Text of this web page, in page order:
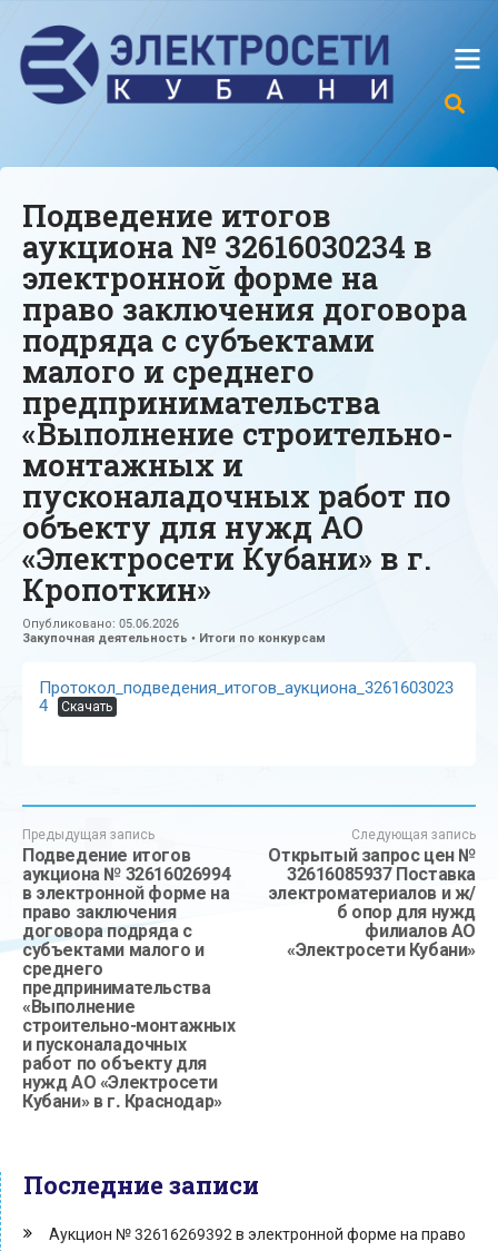
Подведение итогов
аукциона № 32616030234 в
электронной форме на
право заключения договора
подряда с субъектами
малого и среднего
предпринимательства
«Выполнение строительно-
монтажных и
пусконаладочных работ по
объекту для нужд АО
«Электросети Кубани» в г.
Кропоткин»
Опубликовано: 05.06.2026
Закупочная деятельность • Итоги по конкурсам
Протокол_подведения_итогов_аукциона_3261603023
4
Скачать
Предыдущая запись
Подведение итогов
аукциона № 32616026994
в электронной форме на
право заключения
договора подряда с
субъектами малого и
среднего
предпринимательства
«Выполнение
строительно-монтажных
и пусконаладочных
работ по объекту для
нужд АО «Электросети
Кубани» в г. Краснодар»
Следующая запись
Открытый запрос цен №
32616085937 Поставка
электроматериалов и ж/
б опор для нужд
филиалов АО
«Электросети Кубани»
Последние записи
Аукцион № 32616269392 в электронной форме на право